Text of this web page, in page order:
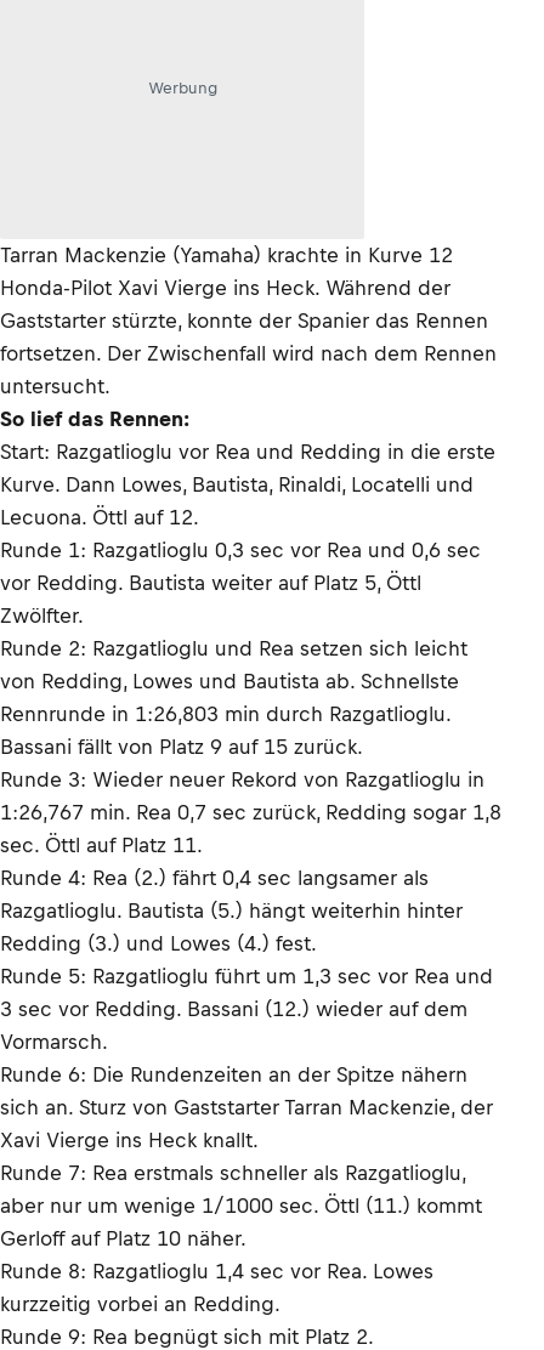
Werbung
Tarran Mackenzie (Yamaha) krachte in Kurve 12
Honda-Pilot Xavi Vierge ins Heck. Während der
Gaststarter stürzte, konnte der Spanier das Rennen
fortsetzen. Der Zwischenfall wird nach dem Rennen
untersucht.
So lief das Rennen:
Start: Razgatlioglu vor Rea und Redding in die erste
Kurve. Dann Lowes, Bautista, Rinaldi, Locatelli und
Lecuona. Öttl auf 12.
Runde 1: Razgatlioglu 0,3 sec vor Rea und 0,6 sec
vor Redding. Bautista weiter auf Platz 5, Öttl
Zwölfter.
Runde 2: Razgatlioglu und Rea setzen sich leicht
von Redding, Lowes und Bautista ab. Schnellste
Rennrunde in 1:26,803 min durch Razgatlioglu.
Bassani fällt von Platz 9 auf 15 zurück.
Runde 3: Wieder neuer Rekord von Razgatlioglu in
1:26,767 min. Rea 0,7 sec zurück, Redding sogar 1,8
sec. Öttl auf Platz 11.
Runde 4: Rea (2.) fährt 0,4 sec langsamer als
Razgatlioglu. Bautista (5.) hängt weiterhin hinter
Redding (3.) und Lowes (4.) fest.
Runde 5: Razgatlioglu führt um 1,3 sec vor Rea und
3 sec vor Redding. Bassani (12.) wieder auf dem
Vormarsch.
Runde 6: Die Rundenzeiten an der Spitze nähern
sich an. Sturz von Gaststarter Tarran Mackenzie, der
Xavi Vierge ins Heck knallt.
Runde 7: Rea erstmals schneller als Razgatlioglu,
aber nur um wenige 1/1000 sec. Öttl (11.) kommt
Gerloff auf Platz 10 näher.
Runde 8: Razgatlioglu 1,4 sec vor Rea. Lowes
kurzzeitig vorbei an Redding.
Runde 9: Rea begnügt sich mit Platz 2.